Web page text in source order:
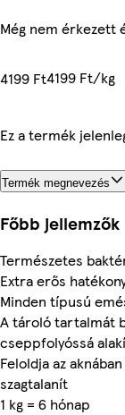
Még nem érkezett
4199 Ft4199 Ft/kg
Ez a termék
Termék megnevezés
Főbb jellemzők
Természetes
Extra erős
Minden típusú
A tároló tartalmát
cseppfolyóssá
Feloldja az
szagtalanít
1 kg = 6 hónap